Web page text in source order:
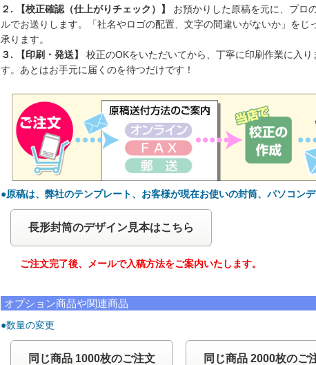
２. 【校正確認（仕上がりチェック）】
お預かりした原稿を元に、プロ
ルでお送りします。「社名やロゴの配置、文字の間違いがないか」をじ
承ります。
３. 【印刷・発送】 校正のOKをいただいてから、丁寧に印刷作業に入
す。あとはお手元に届くのを待つだけです！
●原稿は、弊社のテンプレート、お客様が現在お使いの封筒、パソコン
長形封筒のデザイン見本はこちら
ご注文完了後、メールで入稿方法をご案内いたします。
オプション商品や関連商品
●数量の変更
同じ商品 1000枚のご注文 同じ商品 2000枚のご